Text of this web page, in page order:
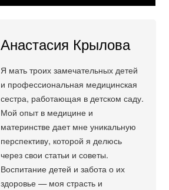
Анастасия Крылова
Я мать троих замечательных детей
и профессиональная медицинская
сестра, работающая в детском саду.
Мой опыт в медицине и
материнстве дает мне уникальную
перспективу, которой я делюсь
через свои статьи и советы.
Воспитание детей и забота о их
здоровье — моя страсть и